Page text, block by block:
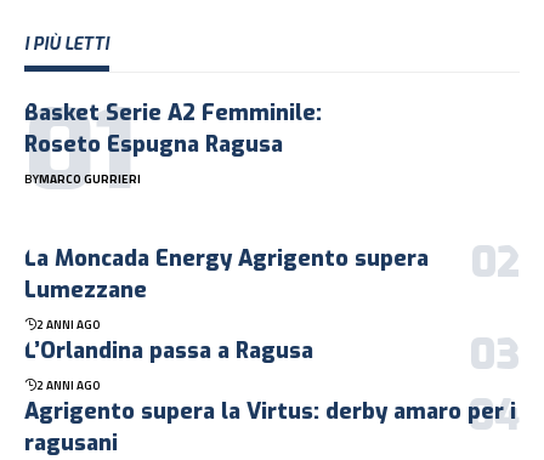
I PIÙ LETTI
Basket Serie A2 Femminile:
Roseto Espugna Ragusa
BYMARCO GURRIERI
La Moncada Energy Agrigento supera
Lumezzane
2 ANNI AGO
L’Orlandina passa a Ragusa
2 ANNI AGO
Agrigento supera la Virtus: derby amaro per i
ragusani